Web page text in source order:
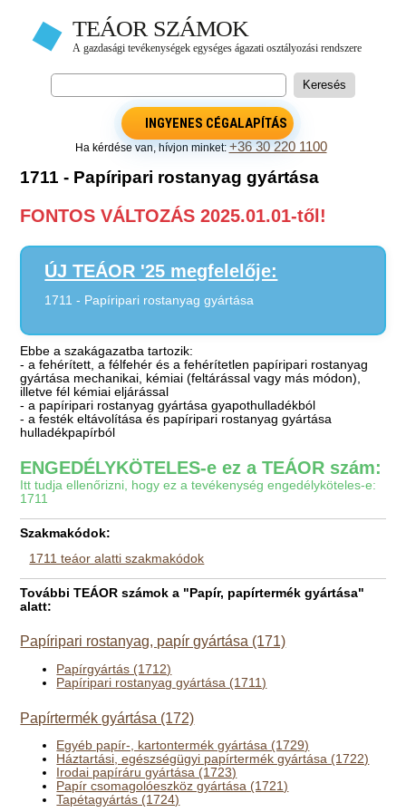
INGYENES CÉGALAPÍTÁS
Ha kérdése van, hívjon minket:+36 30 220 1100
1711 - Papíripari rostanyag gyártása
FONTOS VÁLTOZÁS 2025.01.01-től!
ÚJ TEÁOR '25 megfelelője:
1711 - Papíripari rostanyag gyártása
Ebbe a szakágazatba tartozik:
- a fehérített, a félfehér és a fehérítetlen papíripari rostanyag
gyártása mechanikai, kémiai (feltárással vagy más módon),
illetve fél kémiai eljárással
- a papíripari rostanyag gyártása gyapothulladékból
- a festék eltávolítása és papíripari rostanyag gyártása
hulladékpapírból
ENGEDÉLYKÖTELES-e ez a TEÁOR szám:
Itt tudja ellenőrizni, hogy ez a tevékenység engedélyköteles-e:
1711
Szakmakódok:
1711 teáor alatti szakmakódok
További TEÁOR számok a "Papír, papírtermék gyártása"
alatt:
Papíripari rostanyag, papír gyártása (171)
Papírgyártás (1712)
Papíripari rostanyag gyártása (1711)
Papírtermék gyártása (172)
Egyéb papír-, kartontermék gyártása (1729)
Háztartási, egészségügyi papírtermék gyártása (1722)
Irodai papíráru gyártása (1723)
Papír csomagolóeszköz gyártása (1721)
Tapétagyártás (1724)